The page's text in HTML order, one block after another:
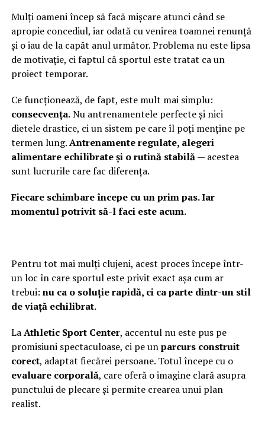
Mulți oameni încep să facă mișcare atunci când se
apropie concediul, iar odată cu venirea toamnei renunță
și o iau de la capăt anul următor. Problema nu este lipsa
de motivație, ci faptul că sportul este tratat ca un
proiect temporar.
Ce funcționează, de fapt, este mult mai simplu:
consecvența.Nu antrenamentele perfecte și nici
dietele drastice, ci un sistem pe care îl poți menține pe
termen lung.Antrenamente regulate, alegeri
alimentare echilibrate și o rutină stabilă— acestea
sunt lucrurile care fac diferența.
Fiecare schimbare începe cu un prim pas. Iar
momentul potrivit să-l faci este acum.
Pentru tot mai mulți clujeni, acest proces începe într-
un loc în care sportul este privit exact așa cum ar
trebui: nu ca o soluție rapidă, ci ca parte dintr-un stil
de viață echilibrat.
LaAthletic Sport Center, accentul nu este pus pe
promisiuni spectaculoase, ci pe unparcurs construit
corect, adaptat fiecărei persoane. Totul începe cu o
evaluare corporală, care oferă o imagine clară asupra
punctului de plecare și permite crearea unui plan
realist.